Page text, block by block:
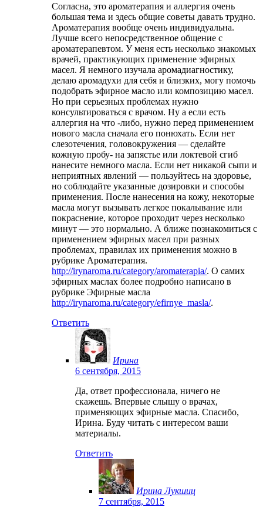
Согласна, это ароматерапия и аллергия очень
большая тема и здесь общие советы давать трудно.
Ароматерапия вообще очень индивидуальна.
Лучше всего непосредственное общение с
ароматерапевтом. У меня есть несколько знакомых
врачей, практикующих применение эфирных
масел. Я немного изучала аромадиагностику,
делаю аромадухи для себя и близких, могу помочь
подобрать эфирное масло или композицию масел.
Но при серьезных проблемах нужно
консультироваться с врачом. Ну а если есть
аллергия на что -либо, нужно перед применением
нового масла сначала его понюхать. Если нет
слезотечения, головокружения — сделайте
кожную пробу- на запястье или локтевой сгиб
нанесите немного масла. Если нет никакой сыпи и
неприятных явлений — пользуйтесь на здоровье,
но соблюдайте указанные дозировки и способы
применения. После нанесения на кожу, некоторые
масла могут вызывать легкое покалывание или
покраснение, которое проходит через несколько
минут — это нормально. А ближе познакомиться с
применением эфирных масел при разных
проблемах, правилах их применения можно в
рубрике Ароматерапия.
http://irynaroma.ru/category/aromaterapia/. О самих
эфирных маслах более подробно написано в
рубрике Эфирные масла
http://irynaroma.ru/category/efirnye_masla/.
Ответить
Ирина
6 сентября, 2015
Да, ответ профессионала, ничего не
скажешь. Впервые слышу о врачах,
применяющих эфирные масла. Спасибо,
Ирина. Буду читать с интересом ваши
материалы.
Ответить
Ирина Лукшиц
7 сентября, 2015